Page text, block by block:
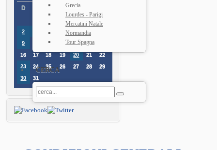
Grecia
Lourdes - Parigi
Mercatini Natale
Normandia
Tour Spagna
CERCA
D M G
2
4 6 7
9
11 12 13 14
16
17 18 19 20 21
22
23
24 25 26 27 28
29
30
31